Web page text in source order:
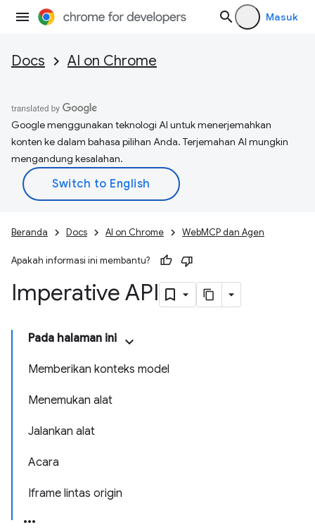
Masuk
Docs AI on Chrome
Google menggunakan teknologi AI untuk menerjemahkan
konten ke dalam bahasa pilihan Anda. Terjemahan AI mungkin
mengandung kesalahan.
Beranda Docs AI on Chrome WebMCP dan Agen
Apakah informasi ini membantu?
Imperative API
Pada halaman ini
Memberikan konteks model
Menemukan alat
Jalankan alat
Acara
Iframe lintas origin